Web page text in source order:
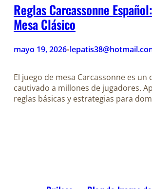
Reglas Carcassonne
Mesa Clásico
mayo 19, 2026•
El juego de mesa Carcassonne es un
cautivado a millones de jugadores.
reglas básicas y estrategias para